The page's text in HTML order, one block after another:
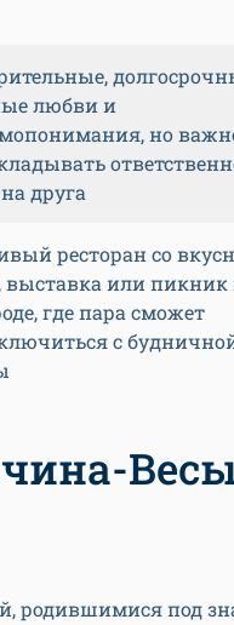
любви и
но
друга
ресторан со
выставка или пикник
где пара сможет
с
родившимися под